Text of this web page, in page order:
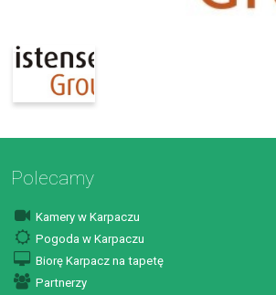
Polecamy
Kamery w Karpaczu
Pogoda w Karpaczu
Biorę Karpacz na tapetę
Partnerzy